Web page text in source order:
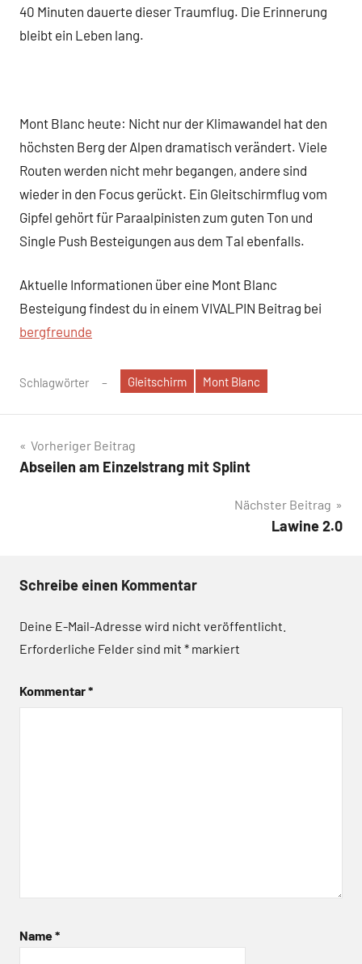
40 Minuten dauerte dieser Traumflug. Die Erinnerung
bleibt ein Leben lang.
Mont Blanc heute: Nicht nur der Klimawandel hat den
höchsten Berg der Alpen dramatisch verändert. Viele
Routen werden nicht mehr begangen, andere sind
wieder in den Focus gerückt. Ein Gleitschirmflug vom
Gipfel gehört für Paraalpinisten zum guten Ton und
Single Push Besteigungen aus dem Tal ebenfalls.
Aktuelle Informationen über eine Mont Blanc
Besteigung findest du in einem VIVALPIN Beitrag bei
bergfreunde
Schlagwörter Gleitschirm Mont Blanc
Beitragsnavigation
Vorheriger Beitrag
Abseilen am Einzelstrang mit Splint
Nächster Beitrag
Lawine 2.0
Schreibe einen Kommentar
Deine E-Mail-Adresse wird nicht veröffentlicht.
Erforderliche Felder sind mit * markiert
Kommentar*
Name*